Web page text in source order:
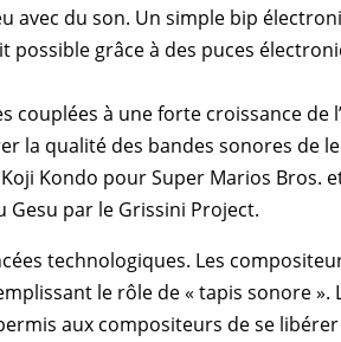
avec du son. Un simple bip
possible grâce à des puces
couplées à une forte croissance de l’
qualité des bandes sonores de
Koji Kondo pourSuper Marios Bros.
Gesu par le Grissini Project.
technologiques. Les
le rôle de « tapis sonore
aux compositeurs de se